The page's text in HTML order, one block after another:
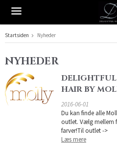
Produktet er blevet
Startsiden Nyheder
NYHEDER
HAIR BY
2016-06-01
Du kan finde alle
outlet. Vælg mellem
farver!Til outlet ->
Læs mere